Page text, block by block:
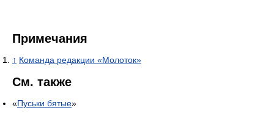
Примечания
↑ Команда редакции «Молоток»
См. также
«Пуськи бятые»